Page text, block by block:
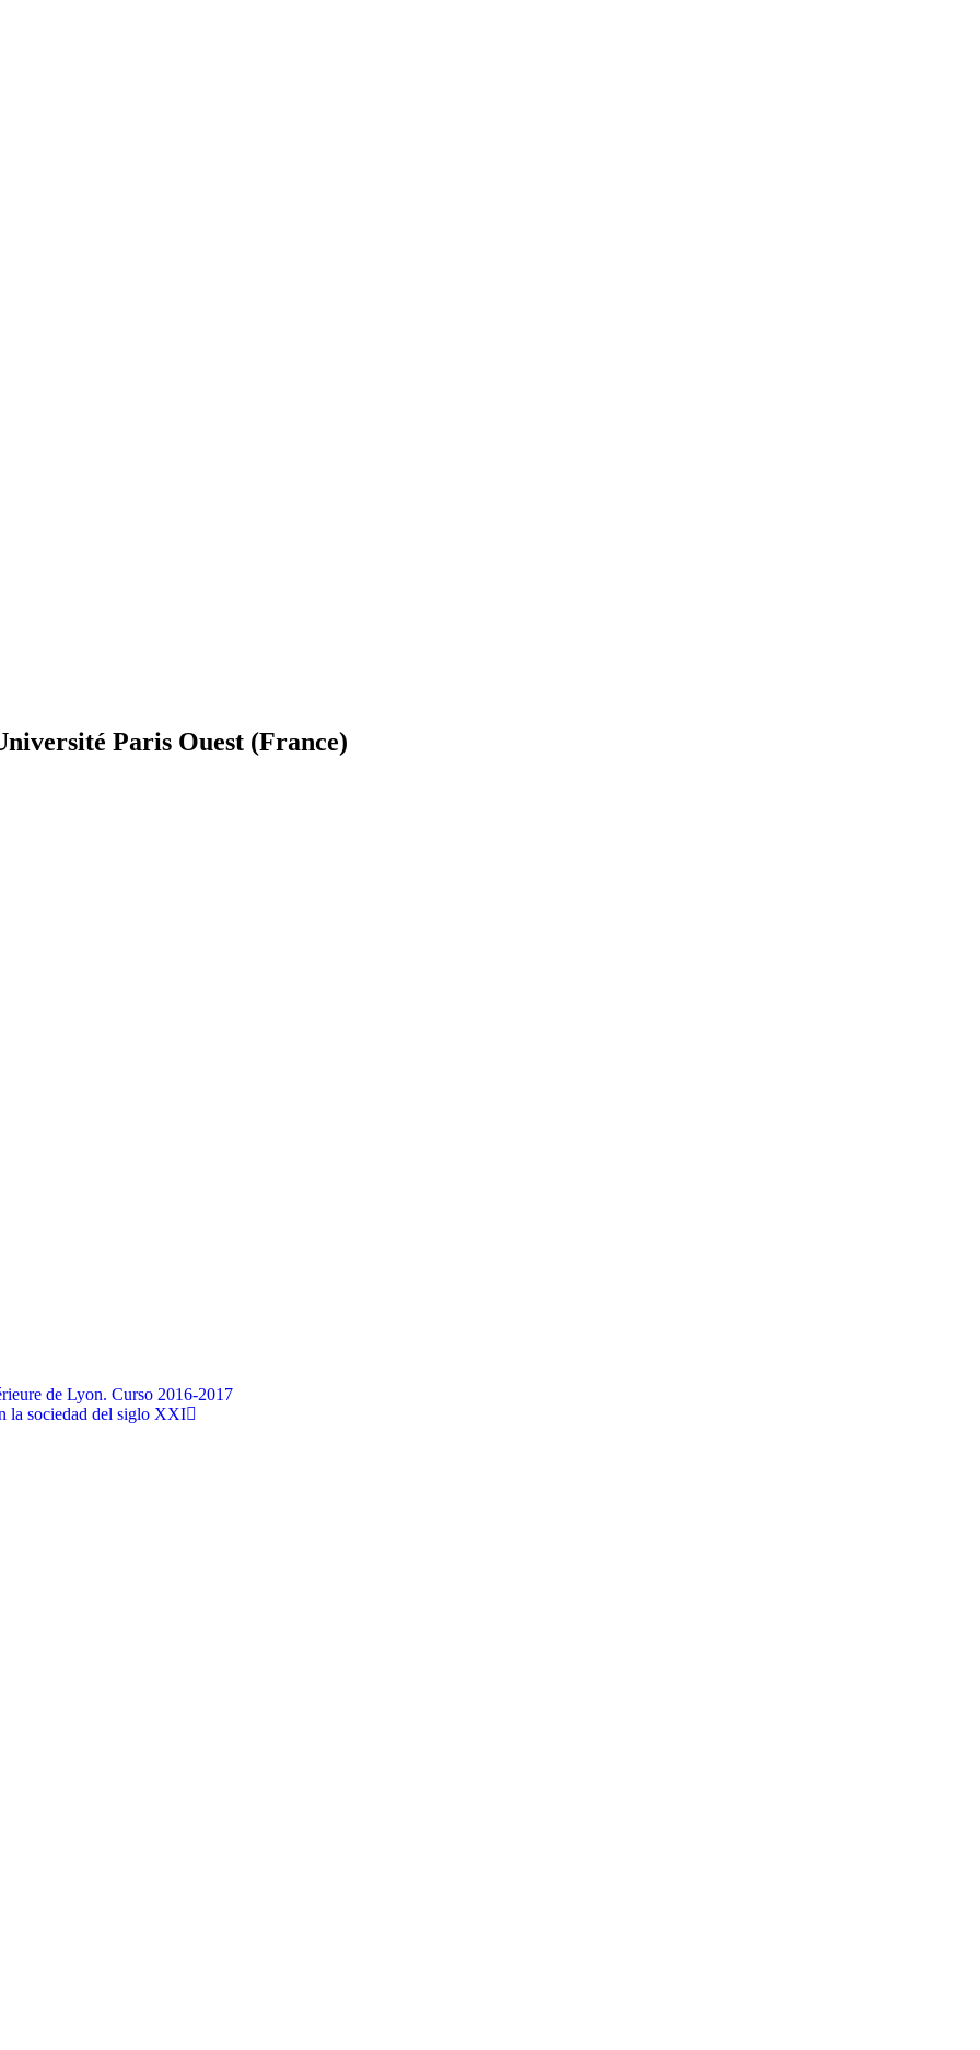
Paris Ouest (France)
de Lyon. Curso 2016-2017
la sociedad del siglo XXI